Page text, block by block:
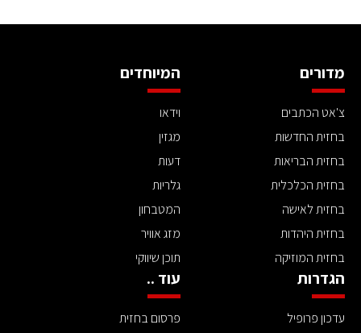
מדורים
צ'אט הכתבים
בחזית החדשות
בחזית הבריאות
בחזית הכלכלית
בחזית לאישה
בחזית היהדות
בחזית המוזיקה
המיוחדים
וידאו
מגזין
דעות
גלריות
המטבחון
מזג אוויר
תוכן שיווקי
הגדרות
עדכון פרופיל
עוד ..
פרסום בחזית